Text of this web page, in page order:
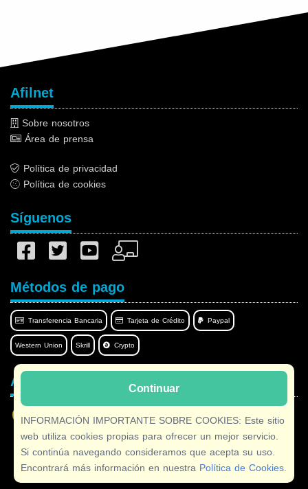
Continuar
INFORMACIÓN IMPORTANTE SOBRE COOKIES: Este sitio
web utiliza cookies propias para ofrecer un mejor servicio.
Si continúa navegando consideramos que acepta su uso.
Encontrará más información en nuestra Política de Cookies
Afilnet
Sobre nosotros
Área de prensa
Política de privacidad
Política de cookies
Síguenos
Métodos de pago
Transferencia Bancaria Tarjeta de Crédito Paypal
Western Union Skrill Crypto
Afilnet en su idioma
Copyright © 2026 Afilnet· Todos los derechos Reservados